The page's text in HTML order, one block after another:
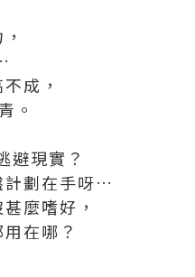
成，
。
避現實？
計劃在手呀…
麼嗜好，
在哪？